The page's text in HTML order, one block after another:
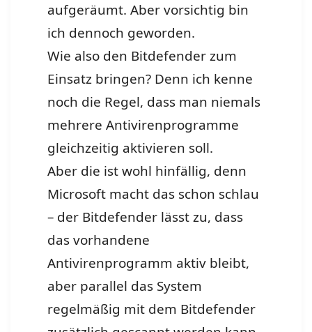
aufgeräumt. Aber vorsichtig bin
ich dennoch geworden.
Wie also den Bitdefender zum
Einsatz bringen? Denn ich kenne
noch die Regel, dass man niemals
mehrere Antivirenprogramme
gleichzeitig aktivieren soll.
Aber die ist wohl hinfällig, denn
Microsoft macht das schon schlau
– der Bitdefender lässt zu, dass
das vorhandene
Antivirenprogramm aktiv bleibt,
aber parallel das System
regelmäßig mit dem Bitdefender